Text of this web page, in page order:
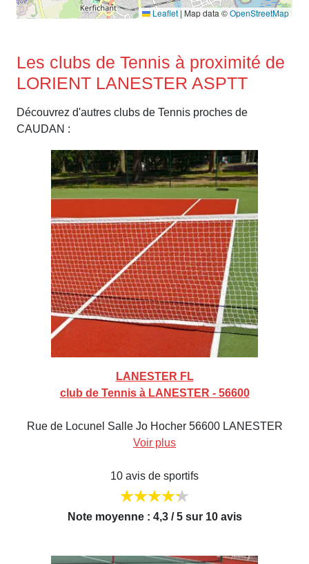
Leaflet | Map data ©OpenStreetMap
Les clubs de Tennis à proximité de
LORIENT LANESTER ASPTT
Découvrez d'autres clubs de Tennis proches de
CAUDAN :
LANESTER FL
club de Tennis à LANESTER - 56600
Rue de Locunel Salle Jo Hocher 56600 LANESTER
Voir plus
10 avis de sportifs
Note moyenne : 4,3 / 5 sur 10 avis